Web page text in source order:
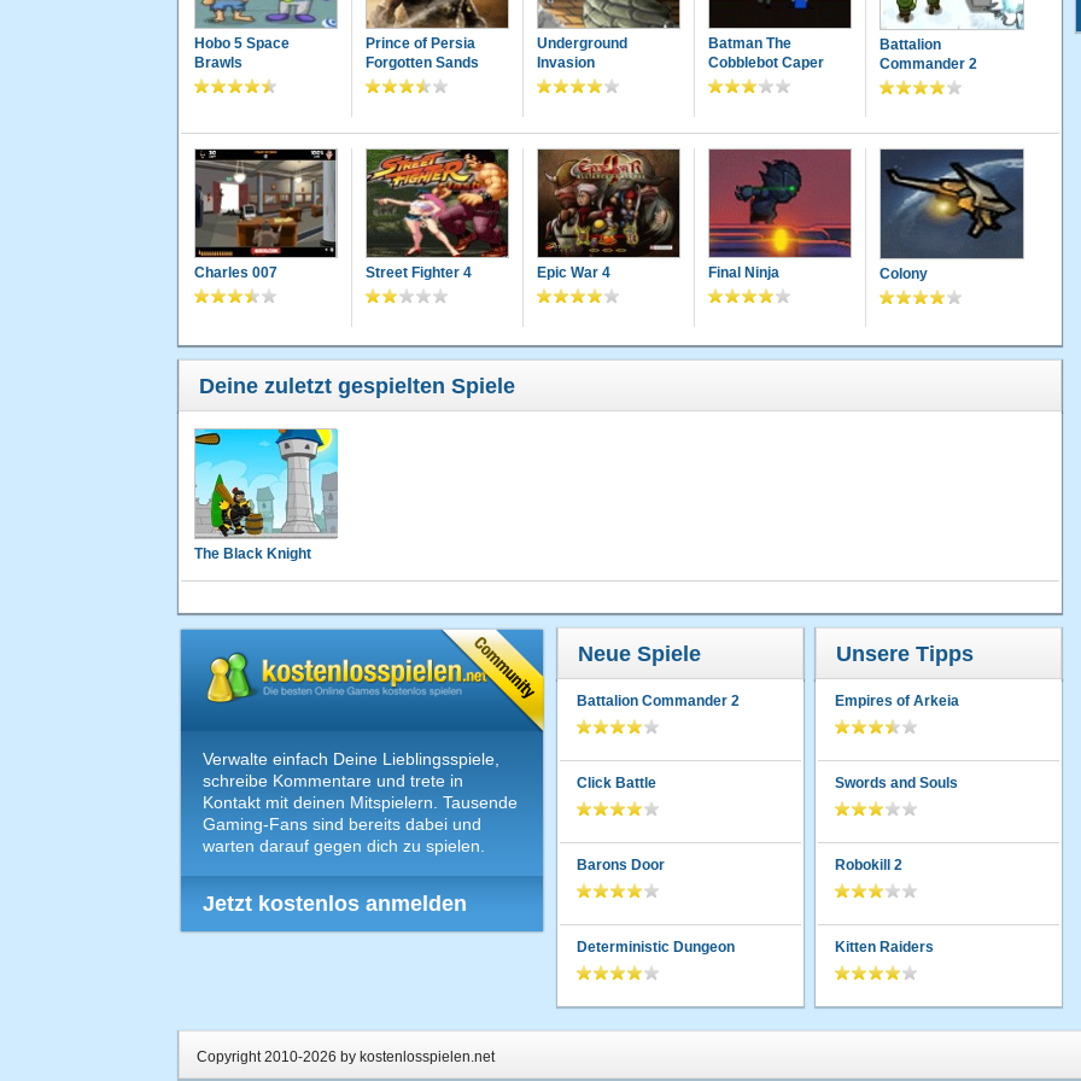
Hobo 5 Space
Brawls
Prince of Persia
Forgotten Sands
Underground
Invasion
Batman The
Cobblebot Caper
Battalion
Commander 2
Charles 007 Street Fighter 4 Epic War 4 Final Ninja Colony
Deine zuletzt gespielten Spiele
The Black Knight
Verwalte einfach Deine Lieblingsspiele,
schreibe Kommentare und trete in
Kontakt mit deinen Mitspielern. Tausende
Gaming-Fans sind bereits dabei und
warten darauf gegen dich zu spielen.
Jetzt kostenlos anmelden
Neue Spiele
Battalion Commander 2
Click Battle
Barons Door
Deterministic Dungeon
Unsere Tipps
Empires of Arkeia
Swords and Souls
Robokill 2
Kitten Raiders
Copyright 2010-2026 by kostenlosspielen.net